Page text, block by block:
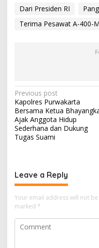
Dari Presiden RI
Terima Pesawat A-400-M
Post
navigation
Previous post
Kapolres Purwakarta
Bersama Ketua
Ajak Anggota Hidup
Sederhana dan Dukung
Tugas Suami
Leave a Reply
Your email address will not
marked *